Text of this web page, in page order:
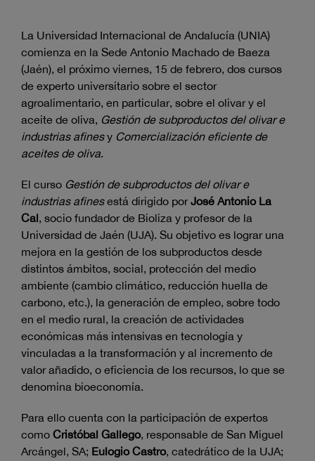
La Universidad Internacional de Andalucía (UNIA)
comienza en la Sede Antonio Machado de Baeza
(Jaén), el próximo viernes, 15 de febrero, dos cursos
de experto universitario sobre el sector
agroalimentario, en particular, sobre el olivar y el
aceite de oliva, Gestión de subproductos del olivar e
industrias afinesy Comercialización eficiente de
aceites de oliva.
El curso Gestión de subproductos del olivar e
industrias afinesestá dirigido porJosé Antonio La
Cal, socio fundador de Bioliza y profesor de la
Universidad de Jaén (UJA). Su objetivo es lograr una
mejora en la gestión de los subproductos desde
distintos ámbitos, social, protección del medio
ambiente (cambio climático, reducción huella de
carbono, etc.), la generación de empleo, sobre todo
en el medio rural, la creación de actividades
económicas más intensivas en tecnología y
vinculadas a la transformación y al incremento de
valor añadido, o eficiencia de los recursos, lo que se
denomina bioeconomía.
Para ello cuenta con la participación de expertos
como Cristóbal Gallego, responsable de San Miguel
Arcángel, SA; Eulogio Castro, catedrático de la UJA;